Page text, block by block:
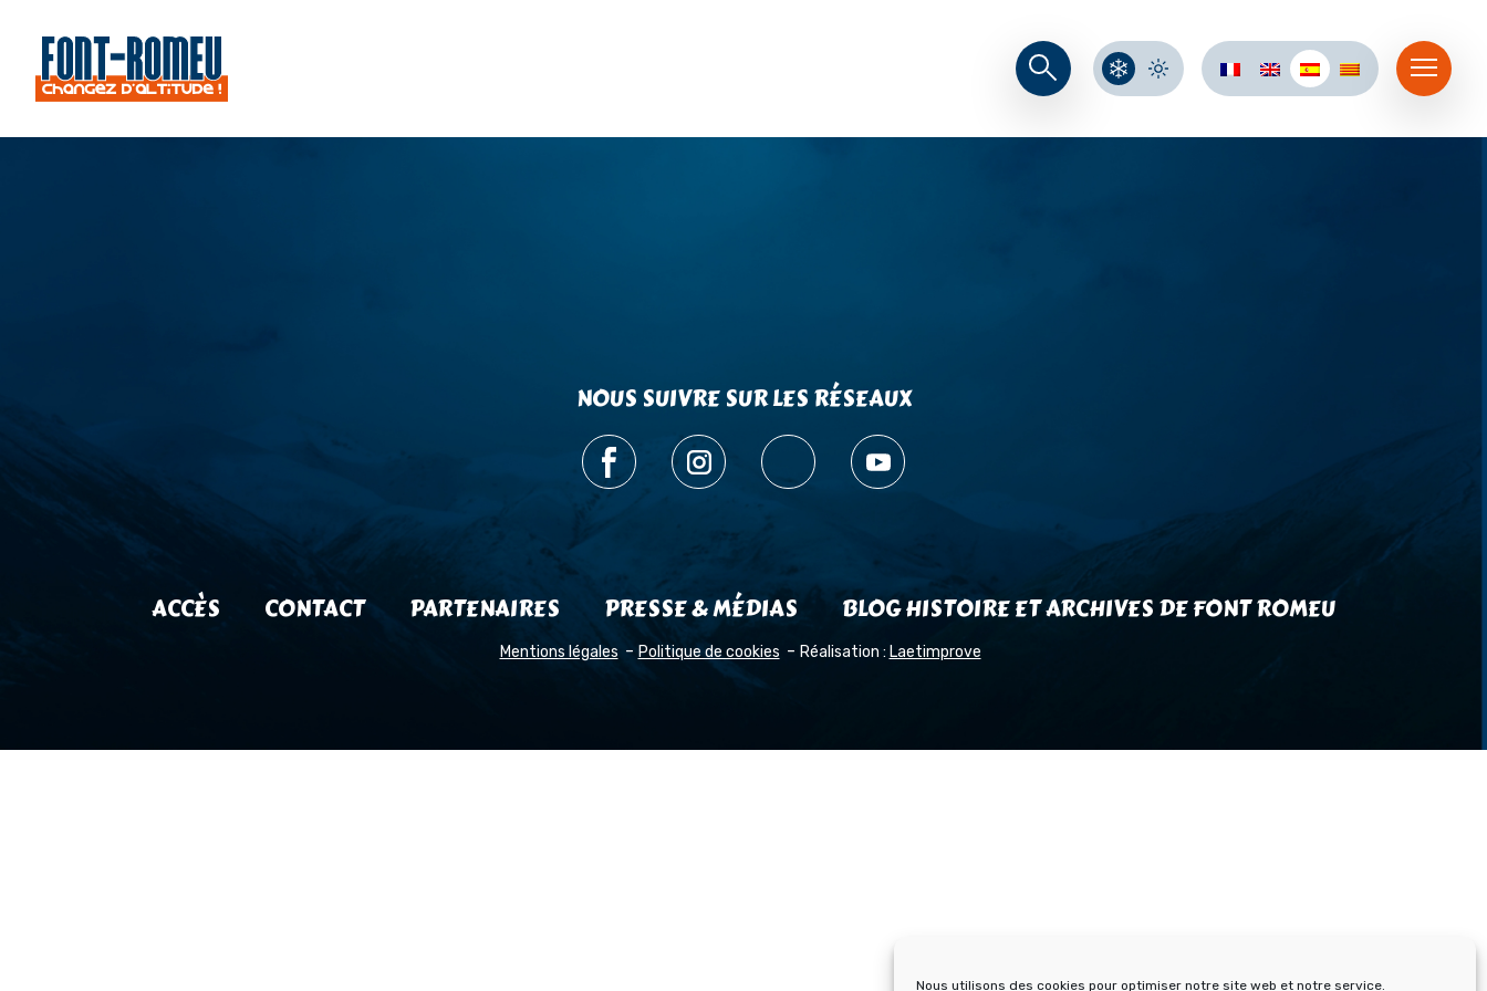
Nous utilisons des cookies pour optimiser notre site web et notre service.
NOUS SUIVRE SUR LES RÉSEAUX
ACCÈS CONTACT PARTENAIRES PRESSE & MÉDIAS BLOG HISTOIRE ET ARCHIVES DE FONT ROMEU
Mentions légales Politique de cookies Réalisation : Laetimprove